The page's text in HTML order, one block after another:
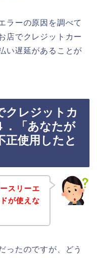
ラーの原因を調べて
店でクレジットカー
い遅延があることが
クレジットカ
．「あなたが
正使用したと
スリーエ
が使えな
ったのですが、どう